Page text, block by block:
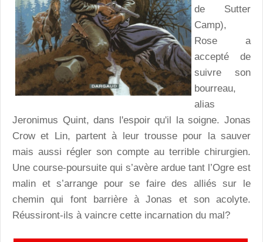
de Sutter
Camp),
Rose a
accepté de
suivre son
bourreau,
alias
Jeronimus Quint, dans l'espoir qu'il la soigne. Jonas
Crow et Lin, partent à leur trousse pour la sauver
mais aussi régler son compte au terrible chirurgien.
Une course-poursuite qui s’avère ardue tant l’Ogre est
malin et s’arrange pour se faire des alliés sur le
chemin qui font barrière à Jonas et son acolyte.
Réussiront-ils à vaincre cette incarnation du mal?